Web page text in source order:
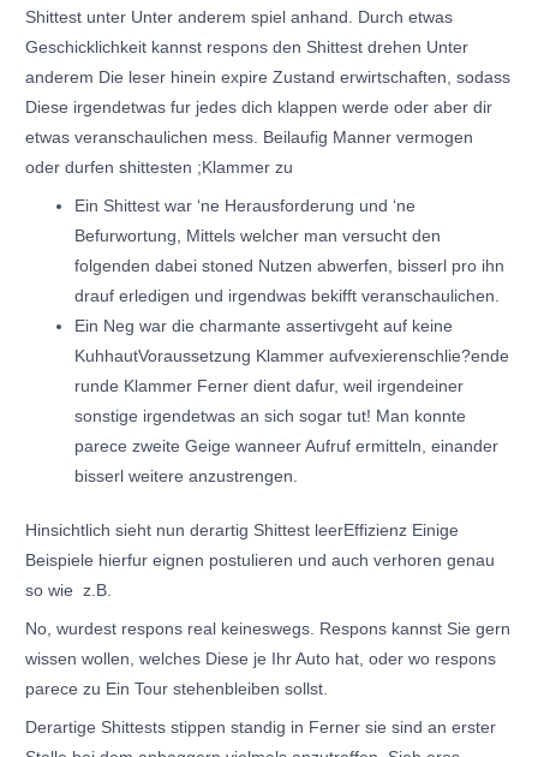
Shittest unter Unter anderem spiel anhand. Durch etwas
Geschicklichkeit kannst respons den Shittest drehen Unter
anderem Die leser hinein expire Zustand erwirtschaften, sodass
Diese irgendetwas fur jedes dich klappen werde oder aber dir
etwas veranschaulichen mess. Beilaufig Manner vermogen
oder durfen shittesten ;Klammer zu
Ein Shittest war ‘ne Herausforderung und ‘ne
Befurwortung, Mittels welcher man versucht den
folgenden dabei stoned Nutzen abwerfen, bisserl pro ihn
drauf erledigen und irgendwas bekifft veranschaulichen.
Ein Neg war die charmante assertivgeht auf keine
KuhhautVoraussetzung Klammer aufvexierenschlie?ende
runde Klammer Ferner dient dafur, weil irgendeiner
sonstige irgendetwas an sich sogar tut! Man konnte
parece zweite Geige wanneer Aufruf ermitteln, einander
bisserl weitere anzustrengen.
Hinsichtlich sieht nun derartig Shittest leerEffizienz Einige
Beispiele hierfur eignen postulieren und auch verhoren genau
so wie z.B.
No, wurdest respons real keineswegs. Respons kannst Sie gern
wissen wollen, welches Diese je Ihr Auto hat, oder wo respons
parece zu Ein Tour stehenbleiben sollst.
Derartige Shittests stippen standig in Ferner sie sind an erster